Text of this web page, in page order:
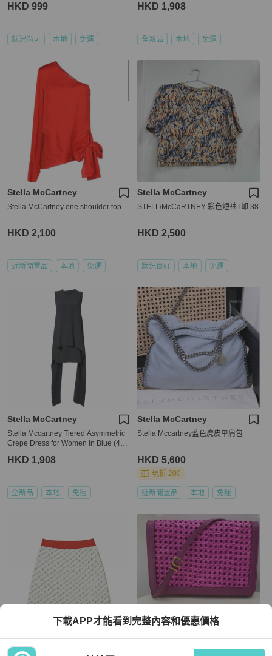
HKD 999
狀況尚可 本地 免運
HKD 1,908
全新品 本地 免運
Stella McCartney
Stella McCartney one shoulder top
HKD 2,100
近新閒置品 本地 免運
Stella McCartney
STELL/McCaRTNEY 彩色短袖T卹 38
HKD 2,500
狀況良好 本地 免運
Stella McCartney
Stella Mccartney Tiered Asymmetric
Crepe Dress for Women in Blue (495
HKD 1,908
全新品 本地 免運
Stella McCartney
Stella Mccartney蓝色麂皮单肩包
HKD 5,600
現折 200
近新閒置品 本地 免運
Stella McCartney
下載APP才能看到完整內容和優惠價格